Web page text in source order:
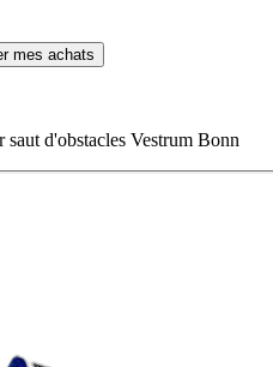
mes achats
saut d'obstacles Vestrum Bonn